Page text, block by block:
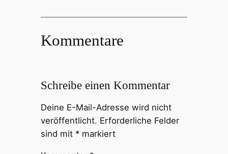
Kommentare
Schreibe einen Kommentar
Deine E-Mail-Adresse wird nicht
veröffentlicht. Erforderliche Felder
sind mit *markiert